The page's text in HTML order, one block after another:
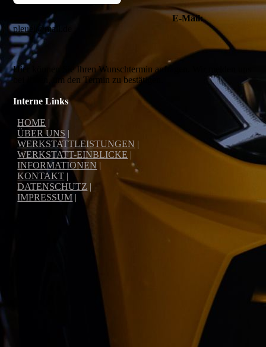
E-Mail:
pleuel@mail.de
Hier können Sie Ihren Wunschtermin anfragen. Wir melden uns
bei Ihnen, um den Termin zu bestätigen.
Interne Links
|HOME |
|ÜBER UNS |
|WERKSTATTLEISTUNGEN |
|WERKSTATT-EINBLICKE |
|INFORMATIONEN |
|KONTAKT |
|DATENSCHUTZ |
|IMPRESSUM |